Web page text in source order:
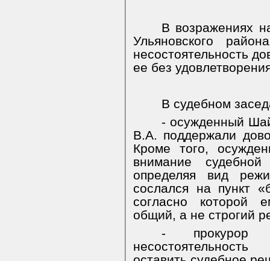
В возражениях
Ульяновского
несостоятельность
ее без
В судебном
- осужденный
В.А. поддержали
Кроме того,
внимание
определяя вид
сослался на пункт
согласно которой
общий, а не строгий
- прокурор